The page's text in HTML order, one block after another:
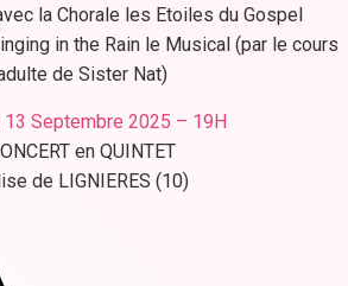
la Chorale les Etoiles du Gospel
in the Rain le Musical (par le cours
de Sister Nat)
13 Septembre 2025 – 19H
en QUINTET
de LIGNIERES (10)